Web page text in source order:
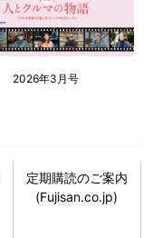
2026年3月号
定期購読のご案内
(Fujisan.co.jp)